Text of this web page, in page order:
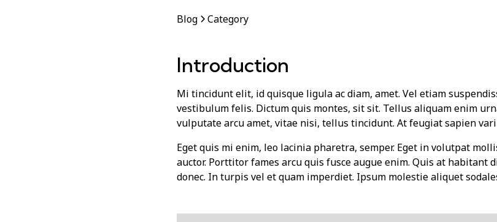
Blog Category
Introduction
Mi tincidunt elit, id quisque ligula ac diam, amet. Vel etiam
vestibulum felis. Dictum quis montes, sit sit. Tellus aliquam enim
vulputate arcu amet, vitae nisi, tellus tincidunt. At feugiat sapien
Eget quis mi enim, leo lacinia pharetra, semper. Eget in volutpat
auctor. Porttitor fames arcu quis fusce augue enim. Quis at habitant
donec. In turpis vel et quam imperdiet. Ipsum molestie aliquet